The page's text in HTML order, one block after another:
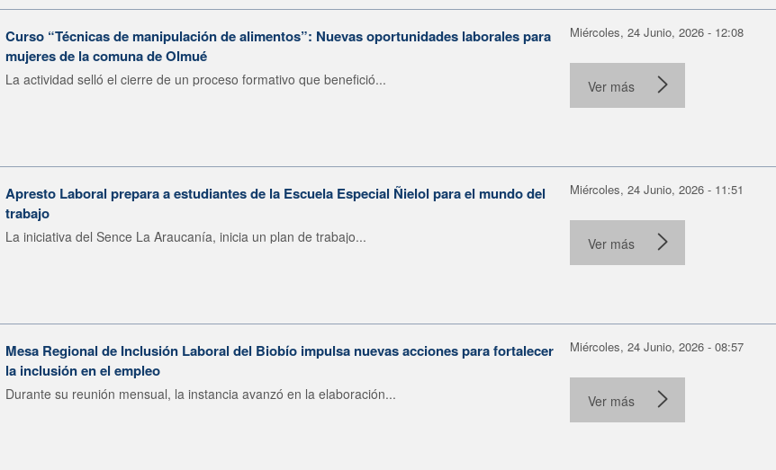
Curso “Técnicas de manipulación de alimentos”: Nuevas oportunidades laborales para
mujeres de la comuna de Olmué
La actividad selló el cierre de un proceso formativo que benefició...
Miércoles, 24 Junio, 2026 - 12:08
Ver más
Apresto Laboral prepara a estudiantes de la Escuela Especial Ñielol para el mundo del
trabajo
La iniciativa del Sence La Araucanía, inicia un plan de trabajo...
Miércoles, 24 Junio, 2026 - 11:51
Ver más
Mesa Regional de Inclusión Laboral del Biobío impulsa nuevas acciones para fortalecer
la inclusión en el empleo
Durante su reunión mensual, la instancia avanzó en la elaboración...
Miércoles, 24 Junio, 2026 - 08:57
Ver más